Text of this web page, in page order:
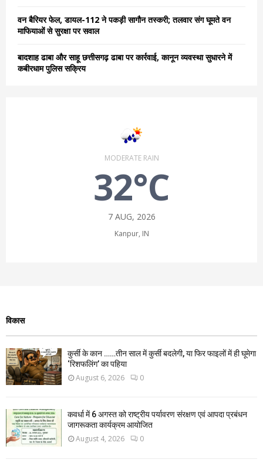
वन बैरियर फेल, डायल-112 ने पकड़ी सागौन तस्करी; तलवार संग घूमते वन
माफियाओं से सुरक्षा पर सवाल
बादशाह ढाबा और साहू छत्तीसगढ़ ढाबा पर कार्रवाई, कानून व्यवस्था सुधारने में
कबीरधाम पुलिस सक्रिय
MODERATE RAIN
32°C
7 AUG, 2026
Kanpur, IN
विकास
कुर्सी के कान ……तीन साल में कुर्सी बदलेगी, या फिर फाइलों में ही घूमेगा
‘रिशफलिंग’ का पहिया
August 6, 2026 0
कवर्धा में 6 अगस्त को राष्ट्रीय पर्यावरण संरक्षण एवं आपदा प्रबंधन
जागरूकता कार्यक्रम आयोजित
August 4, 2026 0